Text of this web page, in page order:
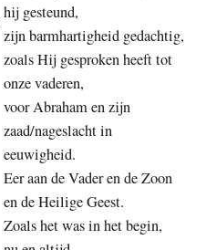
hij gesteund,
zijn barmhartigheid gedachtig,
zoals Hij gesproken heeft tot
onze vaderen,
voor Abraham en zijn
zaad/nageslacht in
eeuwigheid.
Eer aan de Vader en de Zoon
en de Heilige Geest.
Zoals het was in het begin,